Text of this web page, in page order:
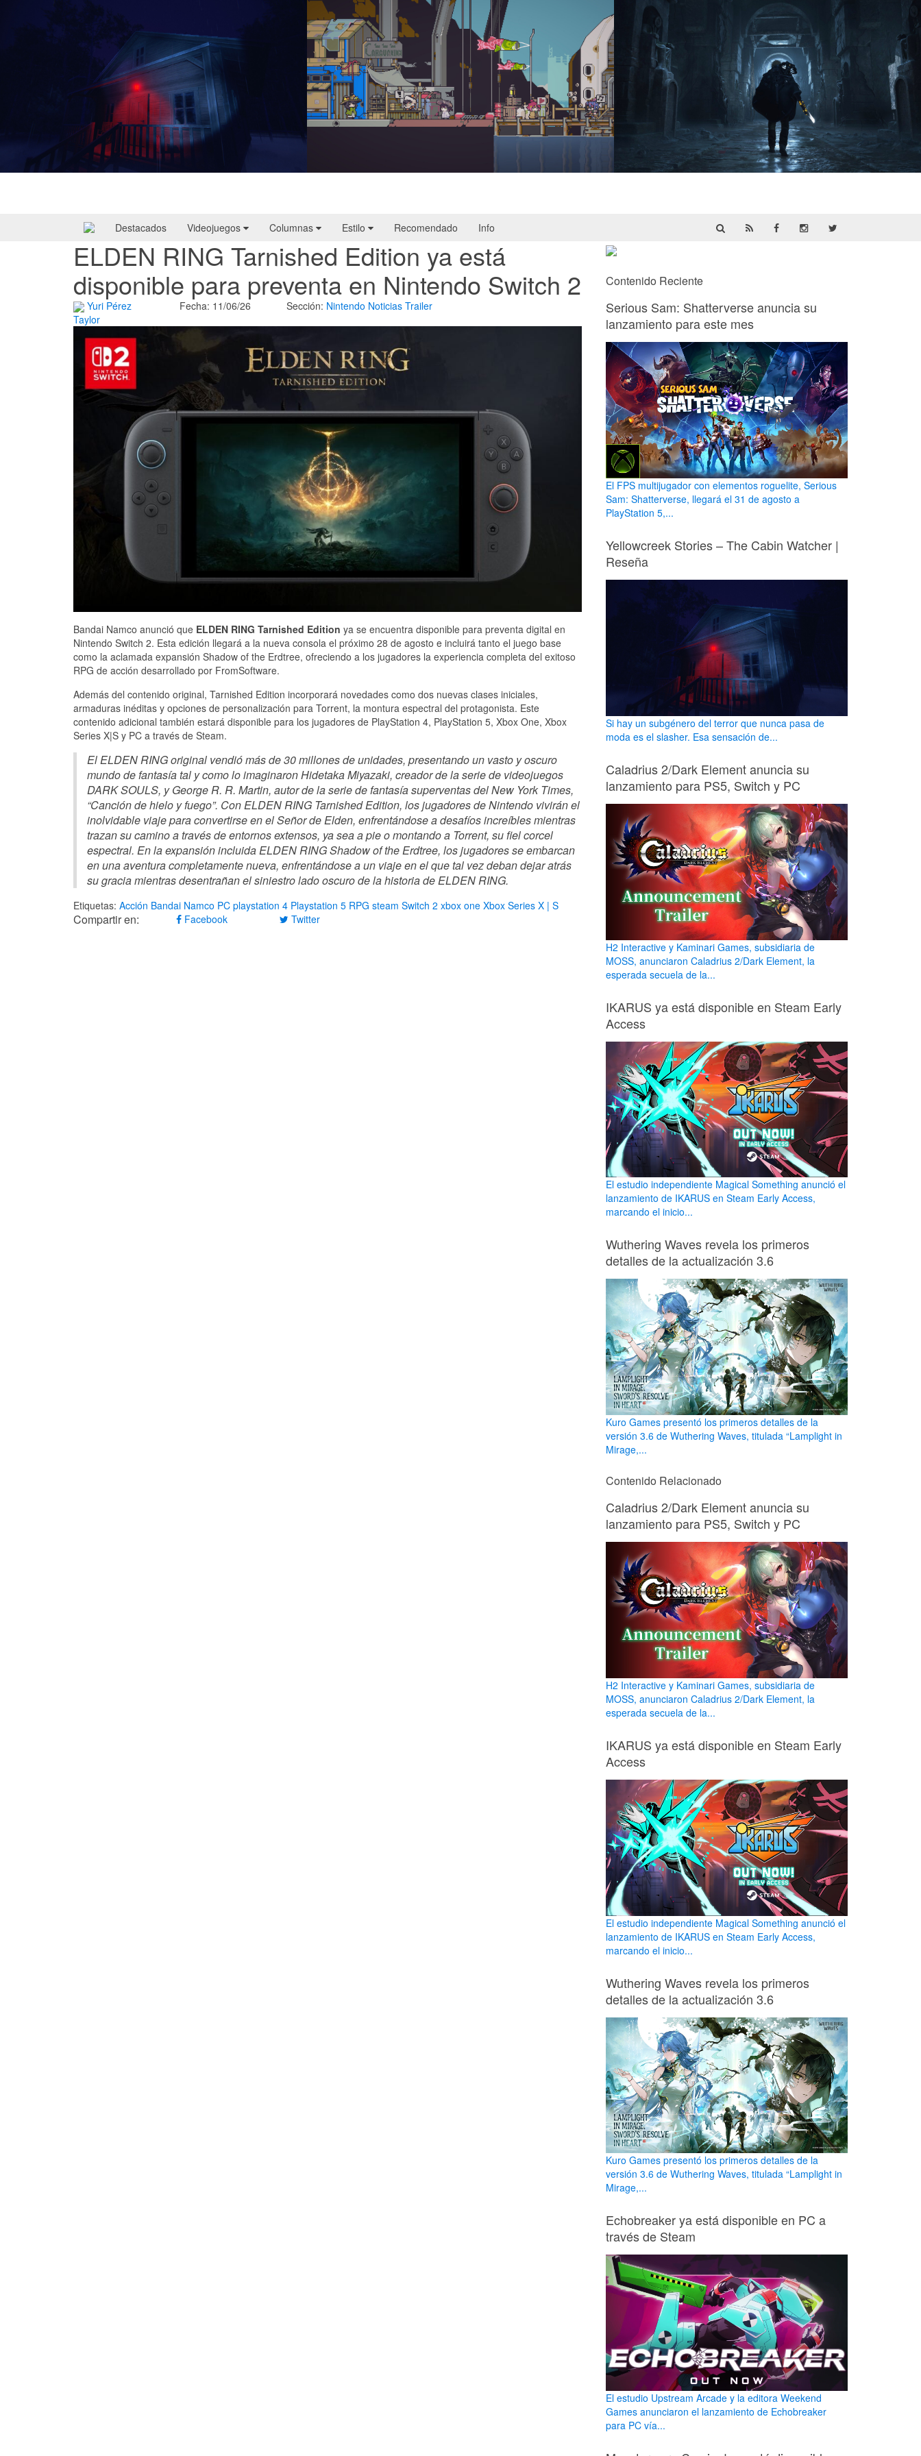
Destacados Videojuegos Columnas Estilo Recomendado Info
ELDEN RING Tarnished Edition ya está
disponible para preventa en Nintendo Switch 2
Yuri Pérez
Taylor
Fecha: 11/06/26 Sección: Nintendo Noticias Trailer
Bandai Namco anunció que ELDEN RING Tarnished Edition ya se encuentra disponible para preventa digital en
Nintendo Switch 2. Esta edición llegará a la nueva consola el próximo 28 de agosto e incluirá tanto el juego base
como la aclamada expansión Shadow of the Erdtree, ofreciendo a los jugadores la experiencia completa del exitoso
RPG de acción desarrollado por FromSoftware.
Además del contenido original, Tarnished Edition incorporará novedades como dos nuevas clases iniciales,
armaduras inéditas y opciones de personalización para Torrent, la montura espectral del protagonista. Este
contenido adicional también estará disponible para los jugadores de PlayStation 4, PlayStation 5, Xbox One, Xbox
Series X|S y PC a través de Steam.
El ELDEN RING original vendió más de 30 millones de unidades, presentando un vasto y oscuro
mundo de fantasía tal y como lo imaginaron Hidetaka Miyazaki, creador de la serie de videojuegos
DARK SOULS, y George R. R. Martin, autor de la serie de fantasía superventas del New York Times,
“Canción de hielo y fuego”. Con ELDEN RING Tarnished Edition, los jugadores de Nintendo vivirán el
inolvidable viaje para convertirse en el Señor de Elden, enfrentándose a desafíos increíbles mientras
trazan su camino a través de entornos extensos, ya sea a pie o montando a Torrent, su fiel corcel
espectral. En la expansión incluida ELDEN RING Shadow of the Erdtree, los jugadores se embarcan
en una aventura completamente nueva, enfrentándose a un viaje en el que tal vez deban dejar atrás
su gracia mientras desentrañan el siniestro lado oscuro de la historia de ELDEN RING.
Etiquetas: Acción Bandai Namco PC playstation 4 Playstation 5 RPG steam Switch 2 xbox one Xbox Series X | S
Compartir en: Facebook Twitter
Contenido Reciente
Serious Sam: Shatterverse anuncia su
lanzamiento para este mes
El FPS multijugador con elementos roguelite, Serious
Sam: Shatterverse, llegará el 31 de agosto a
PlayStation 5,...
Yellowcreek Stories – The Cabin Watcher |
Reseña
Si hay un subgénero del terror que nunca pasa de
moda es el slasher. Esa sensación de...
Caladrius 2/Dark Element anuncia su
lanzamiento para PS5, Switch y PC
H2 Interactive y Kaminari Games, subsidiaria de
MOSS, anunciaron Caladrius 2/Dark Element, la
esperada secuela de la...
IKARUS ya está disponible en Steam Early
Access
El estudio independiente Magical Something anunció el
lanzamiento de IKARUS en Steam Early Access,
marcando el inicio...
Wuthering Waves revela los primeros
detalles de la actualización 3.6
Kuro Games presentó los primeros detalles de la
versión 3.6 de Wuthering Waves, titulada “Lamplight in
Mirage,...
Contenido Relacionado
Caladrius 2/Dark Element anuncia su
lanzamiento para PS5, Switch y PC
H2 Interactive y Kaminari Games, subsidiaria de
MOSS, anunciaron Caladrius 2/Dark Element, la
esperada secuela de la...
IKARUS ya está disponible en Steam Early
Access
El estudio independiente Magical Something anunció el
lanzamiento de IKARUS en Steam Early Access,
marcando el inicio...
Wuthering Waves revela los primeros
detalles de la actualización 3.6
Kuro Games presentó los primeros detalles de la
versión 3.6 de Wuthering Waves, titulada “Lamplight in
Mirage,...
Echobreaker ya está disponible en PC a
través de Steam
El estudio Upstream Arcade y la editora Weekend
Games anunciaron el lanzamiento de Echobreaker
para PC vía...